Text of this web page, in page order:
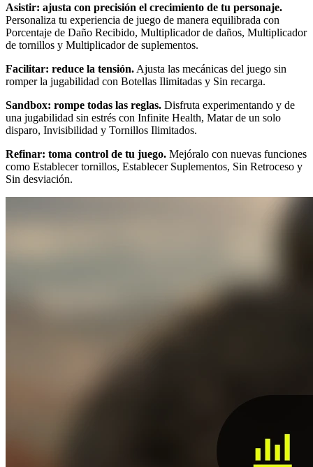
Asistir: ajusta con precisión el crecimiento de tu personaje.
Personaliza tu experiencia de juego de manera equilibrada con
Porcentaje de Daño Recibido, Multiplicador de daños, Multiplicador
de tornillos y Multiplicador de suplementos.
Facilitar: reduce la tensión. Ajusta las mecánicas del juego sin
romper la jugabilidad con Botellas Ilimitadas y Sin recarga.
Sandbox: rompe todas las reglas. Disfruta experimentando y de
una jugabilidad sin estrés con Infinite Health, Matar de un solo
disparo, Invisibilidad y Tornillos Ilimitados.
Refinar: toma control de tu juego. Mejóralo con nuevas funciones
como Establecer tornillos, Establecer Suplementos, Sin Retroceso y
Sin desviación.